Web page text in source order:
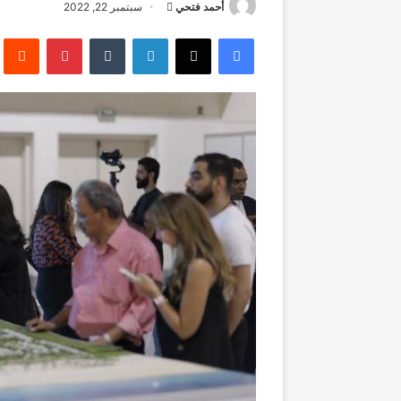
أحمد فتحي
أرسل
إلكترونيا
سبتمبر 22, 2022
فيسبوك ‫X لينكدإن بينتيريست